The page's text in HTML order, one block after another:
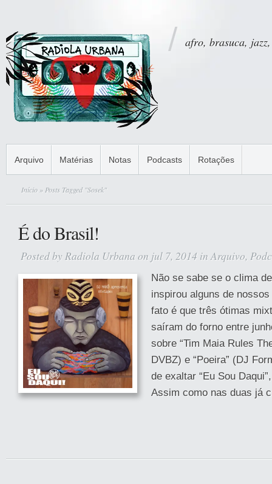
afro, brasuca,
Arquivo Matérias Notas Podcasts Rotações
Início » Posts Tagged "Sosek"
É do Brasil!
Posted by Radiola Urbana on jul 7, 2014 inArquivo,
Não se sabe se o clima
inspirou alguns de
fato é que três ótimas
saíram do forno entre
sobre “Tim Maia Rules
DVBZ) e “Poeira” (DJ
de exaltar “Eu Sou
Assim como nas duas já